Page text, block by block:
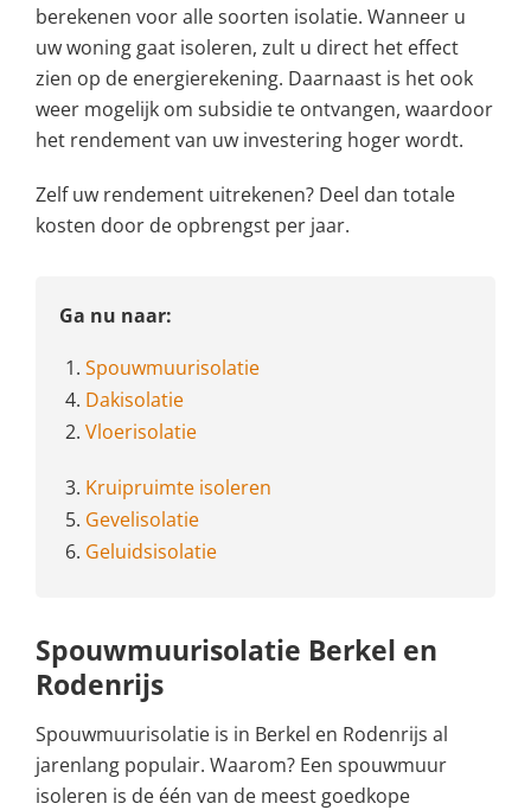
berekenen voor alle soorten isolatie. Wanneer u
uw woning gaat isoleren, zult u direct het effect
zien op de energierekening. Daarnaast is het ook
weer mogelijk om subsidie te ontvangen, waardoor
het rendement van uw investering hoger wordt.
Zelf uw rendement uitrekenen? Deel dan totale
kosten door de opbrengst per jaar.
Ga nu naar:
1. Spouwmuurisolatie
4. Dakisolatie
2. Vloerisolatie
3. Kruipruimte isoleren
5. Gevelisolatie
6. Geluidsisolatie
Spouwmuurisolatie Berkel en
Rodenrijs
Spouwmuurisolatie is in Berkel en Rodenrijs al
jarenlang populair. Waarom? Een spouwmuur
isoleren is de één van de meest goedkope